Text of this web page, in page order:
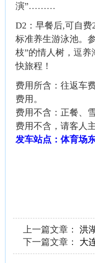
演
D2：早餐后,可自
标准养生游泳池。
枝”的情人树，逗
快旅程！
费用所含：往返车
费用。
费用不含：正餐、
费用不含，请客人
发车站点：体育场
上一篇文章： 洪
下一篇文章： 大